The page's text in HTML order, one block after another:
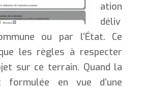
ation
déliv
ou par l’État. Ce
les règles à respecter
sur ce terrain. Quand la
formulée en vue d’une